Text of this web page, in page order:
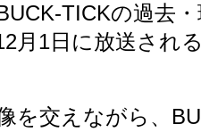
TICKの過去
月1日に放送され
を交えながら、